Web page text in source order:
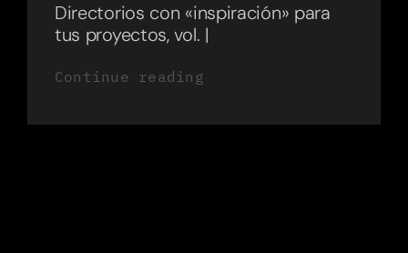
Directorios con «inspiración» para
tus proyectos, vol. |
Continue reading